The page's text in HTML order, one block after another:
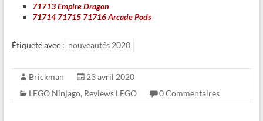
71713 Empire Dragon
71714 71715 71716 Arcade Pods
Étiqueté avec : nouveautés 2020
Brickman
23 avril 2020
LEGO Ninjago, Reviews LEGO 0 Commentaires